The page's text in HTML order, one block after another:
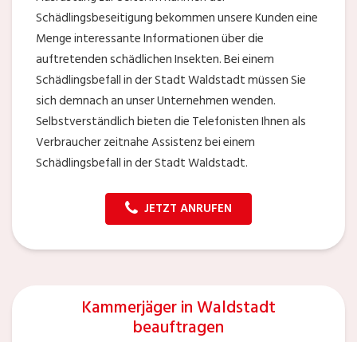
Schädlingsbeseitigung bekommen unsere Kunden eine
Menge interessante Informationen über die
auftretenden schädlichen Insekten. Bei einem
Schädlingsbefall in der Stadt Waldstadt müssen Sie
sich demnach an unser Unternehmen wenden.
Selbstverständlich bieten die Telefonisten Ihnen als
Verbraucher zeitnahe Assistenz bei einem
Schädlingsbefall in der Stadt Waldstadt.
JETZT ANRUFEN
Kammerjäger in Waldstadt
beauftragen